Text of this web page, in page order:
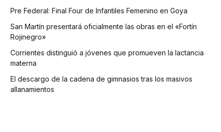
Pre Federal: Final Four de Infantiles Femenino en Goya
San Martín presentará oficialmente las obras en el «Fortín
Rojinegro»
Corrientes distinguió a jóvenes que promueven la lactancia
materna
El descargo de la cadena de gimnasios tras los masivos
allanamientos